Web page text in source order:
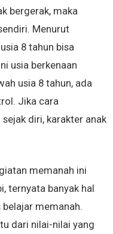
bergerak, maka
Menurut
8 tahun bisa
usia berkenaan
usia 8 tahun, ada
Jika cara
diri, karakter anak
memanah ini
ternyata banyak hal
memanah.
dari nilai-nilai yang